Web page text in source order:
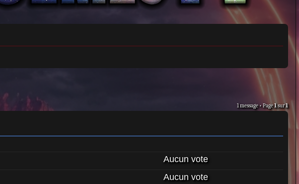
1 message • Page1sur1
Aucun vote
Aucun vote